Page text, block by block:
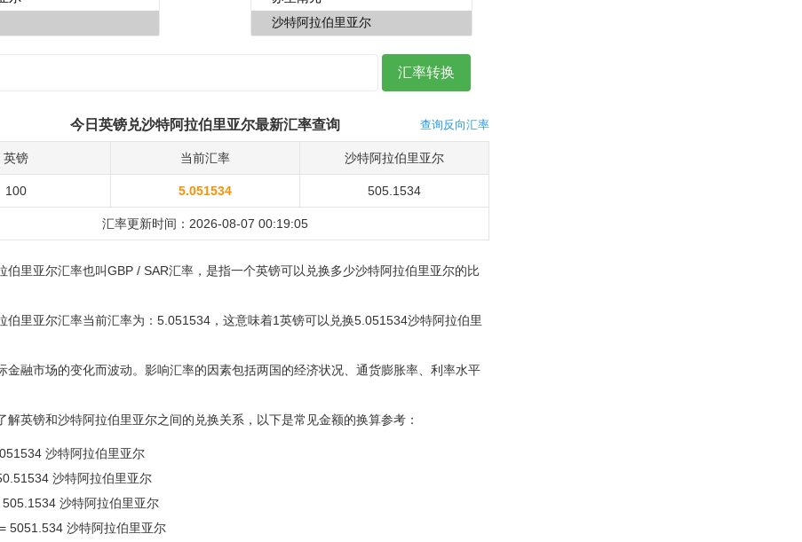
查询反向汇率
今日英镑兑沙特阿拉伯里亚尔最新汇率查询
英镑 当前汇率 沙特阿拉伯里亚尔
100 5.051534 505.1534
汇率更新时间：2026-08-07 00:19:05
伯里亚尔汇率也叫GBP / SAR汇率，是指一个英镑可以兑换多少沙特阿拉伯里亚尔的比
伯里亚尔汇率当前汇率为：5.051534，这意味着1英镑可以兑换5.051534沙特阿拉伯里
金融市场的变化而波动。影响汇率的因素包括两国的经济状况、通货膨胀率、利率水平
解英镑和沙特阿拉伯里亚尔之间的兑换关系，以下是常见金额的换算参考：
沙特阿拉伯里亚尔
沙特阿拉伯里亚尔
沙特阿拉伯里亚尔
5051.534 沙特阿拉伯里亚尔